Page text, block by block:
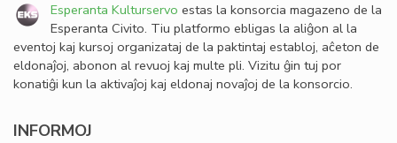
Esperanta Kulturservo estas la konsorcia magazeno de la
Esperanta Civito. Tiu platformo ebligas la aliĝon al la
eventoj kaj kursoj organizataj de la paktintaj establoj, aĉeton de
eldonaĵoj, abonon al revuoj kaj multe pli. Vizitu ĝin tuj por
konatiĝi kun la aktivaĵoj kaj eldonaj novaĵoj de la konsorcio.
INFORMOJ